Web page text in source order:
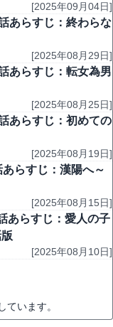
[2025年09月04日]
あらすじ：終わらな
[2025年08月29日]
あらすじ：転女為男
[2025年08月25日]
あらすじ：初めての
[2025年08月19日]
らすじ：漢陽へ～
[2025年08月15日]
あらすじ：愛人の子
[2025年08月10日]
ています。